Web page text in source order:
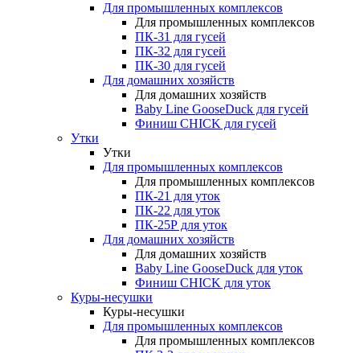
Для промышленных комплексов
Для промышленных комплексов
ПК-31 для гусей
ПК-32 для гусей
ПК-30 для гусей
Для домашних хозяйств
Для домашних хозяйств
Baby Line GooseDuck для гусей
Финиш CHICK для гусей
Утки
Утки
Для промышленных комплексов
Для промышленных комплексов
ПК-21 для уток
ПК-22 для уток
ПК-25Р для уток
Для домашних хозяйств
Для домашних хозяйств
Baby Line GooseDuck для уток
Финиш CHICK для уток
Куры-несушки
Куры-несушки
Для промышленных комплексов
Для промышленных комплексов